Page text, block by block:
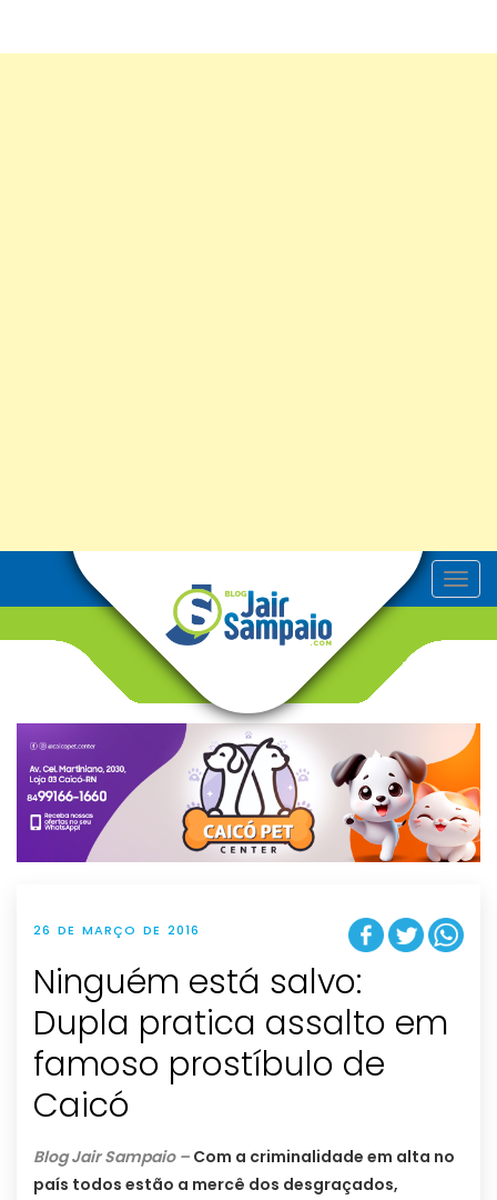
T
o
v
g
t
i
o
n
26 DE MARÇO DE 2016
Ninguém está salvo:
Dupla pratica assalto em
famoso prostíbulo de
Caicó
Blog Jair Sampaio – Com a criminalidade em alta no
país todos estão a mercê dos desgraçados,